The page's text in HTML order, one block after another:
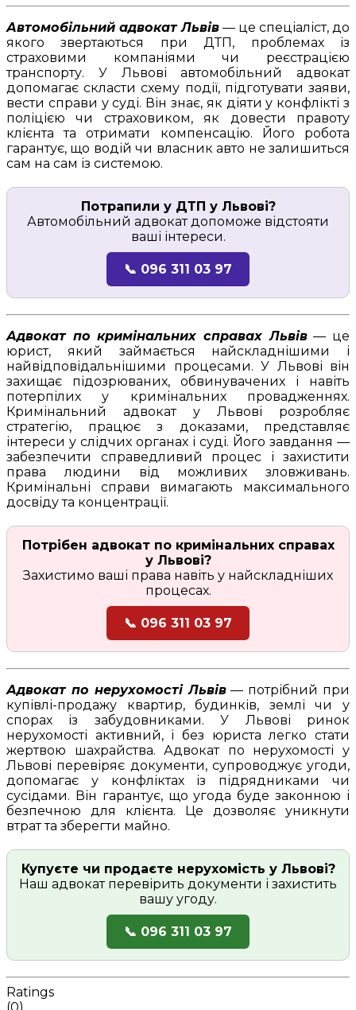
Автомобільний адвокат Львів — це спеціаліст, до
якого звертаються при ДТП, проблемах із
страховими компаніями чи реєстрацією
транспорту. У Львові автомобільний адвокат
допомагає скласти схему події, підготувати заяви,
вести справи у суді. Він знає, як діяти у конфлікті з
поліцією чи страховиком, як довести правоту
клієнта та отримати компенсацію. Його робота
гарантує, що водій чи власник авто не залишиться
сам на сам із системою.
Потрапили у ДТП у Львові?
Автомобільний адвокат допоможе відстояти
ваші інтереси.
📞 096 311 03 97
Адвокат по кримінальних справах Львів— це
юрист, який займається найскладнішими і
найвідповідальнішими процесами. У Львові він
захищає підозрюваних, обвинувачених і навіть
потерпілих у кримінальних провадженнях.
Кримінальний адвокат у Львові розробляє
стратегію, працює з доказами, представляє
інтереси у слідчих органах і суді. Його завдання —
забезпечити справедливий процес і захистити
права людини від можливих зловживань.
Кримінальні справи вимагають максимального
досвіду та концентрації.
Потрібен адвокат по кримінальних справах
у Львові?
Захистимо ваші права навіть у найскладніших
процесах.
📞 096 311 03 97
Адвокат по нерухомості Львів— потрібний при
купівлі-продажу квартир, будинків, землі чи у
спорах із забудовниками. У Львові ринок
нерухомості активний, і без юриста легко стати
жертвою шахрайства. Адвокат по нерухомості у
Львові перевіряє документи, супроводжує угоди,
допомагає у конфліктах із підрядниками чи
сусідами. Він гарантує, що угода буде законною і
безпечною для клієнта. Це дозволяє уникнути
втрат та зберегти майно.
Купуєте чи продаєте нерухомість у Львові?
Наш адвокат перевірить документи і захистить
вашу угоду.
📞 096 311 03 97
Ratings
(0)